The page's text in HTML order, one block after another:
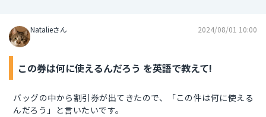
Natalieさん 2024/08/01 10:00
この券は何に使えるんだろう を英語で教えて!
バッグの中から割引券が出てきたので、「この件は何に使える
んだろう」と言いたいです。